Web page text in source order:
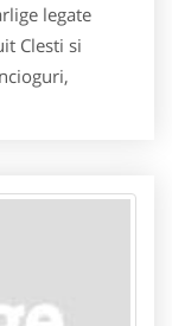
legate
Clesti si